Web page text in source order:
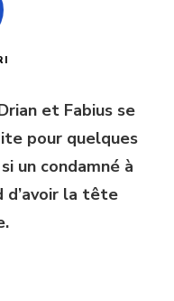
et Fabius se
pour quelques
un condamné à
la tête